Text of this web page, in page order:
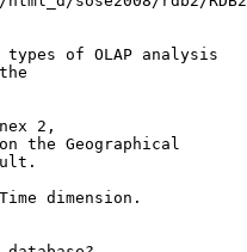
of OLAP analysis
2,
the Geographical
dimension.